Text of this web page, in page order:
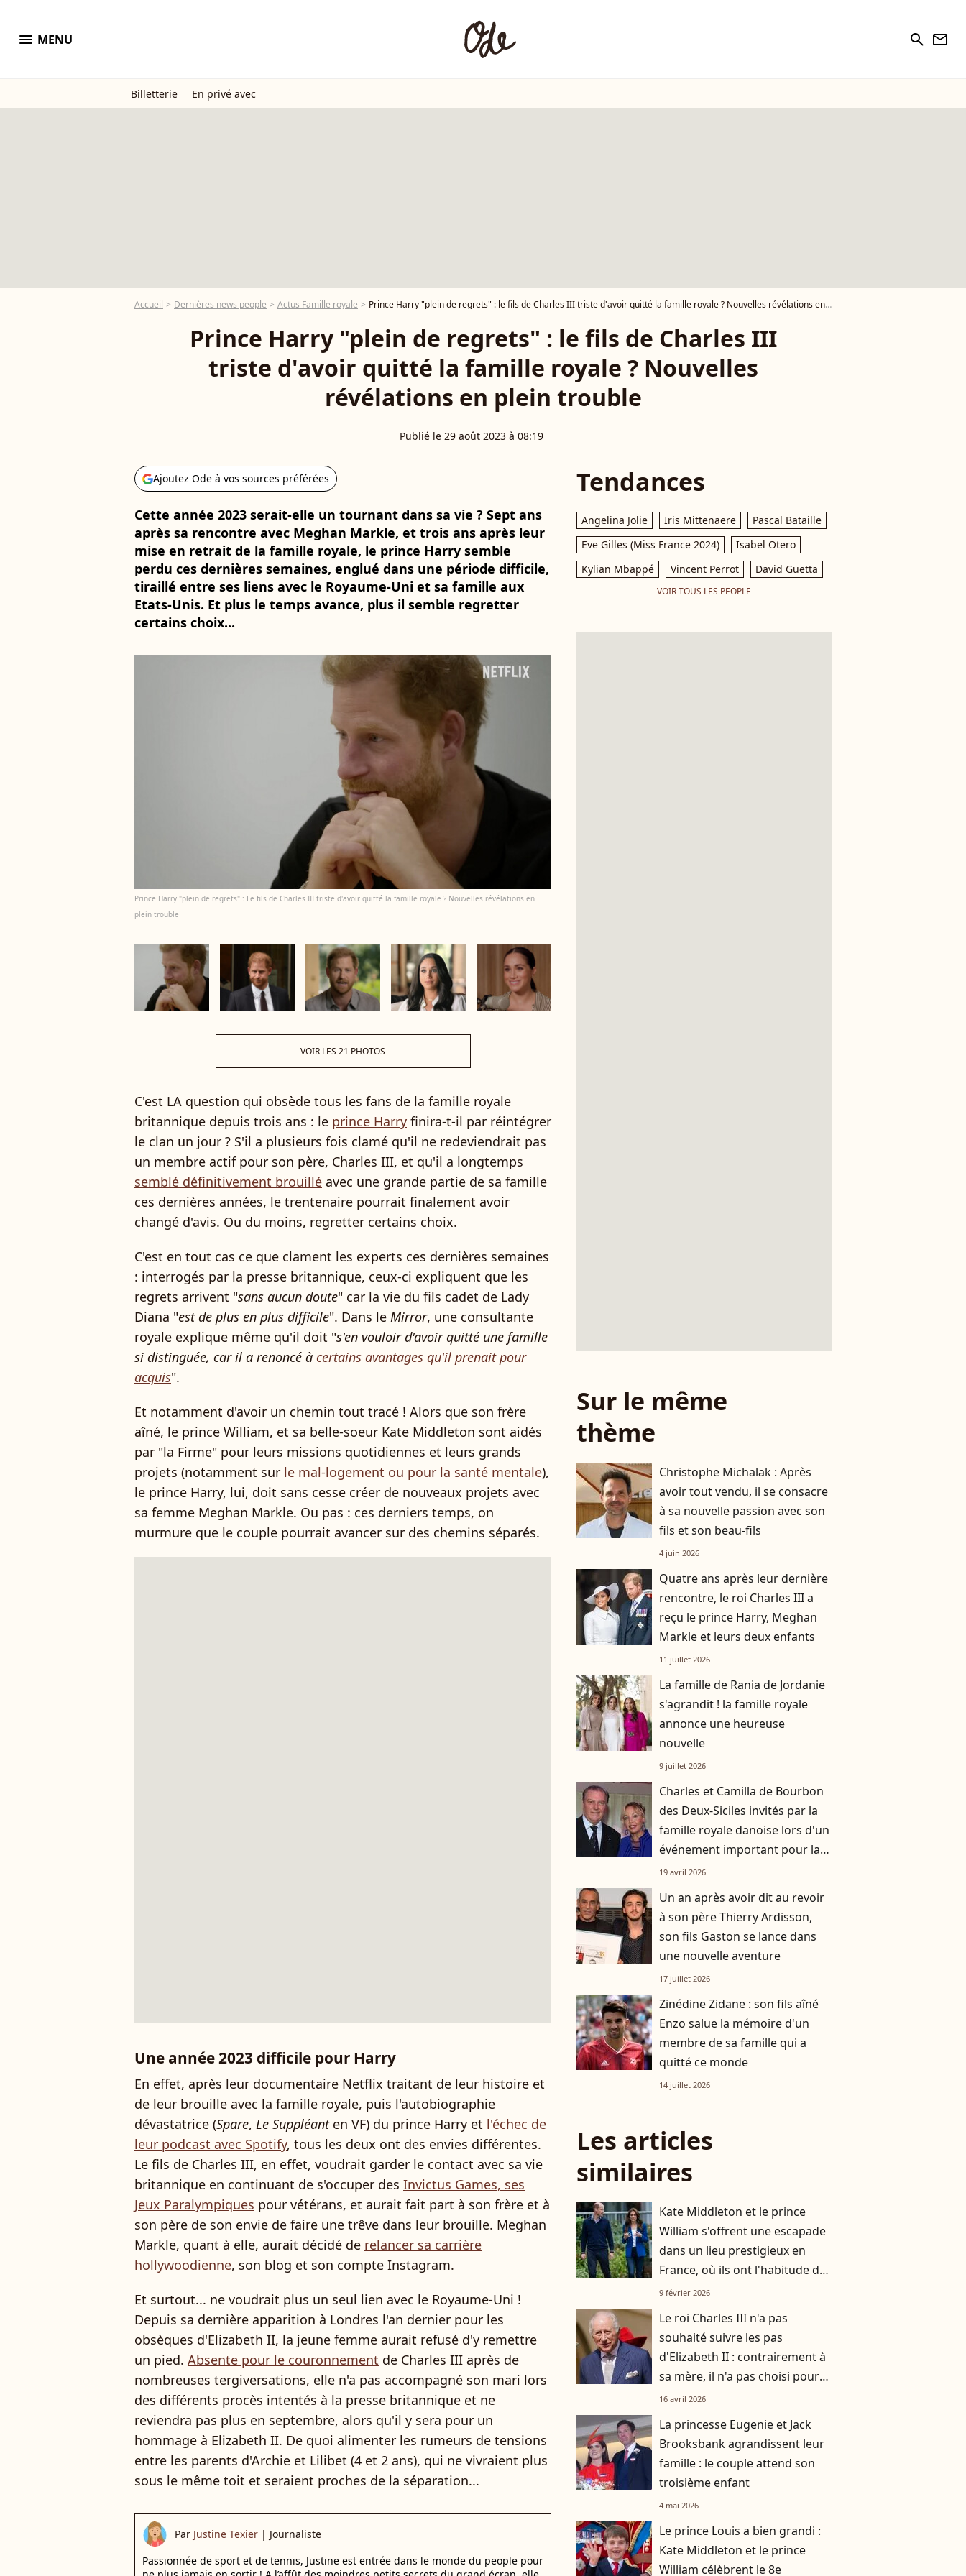
menu MENU search newsletter
Billetterie En privé avec
Accueil Dernières news people Actus Famille royale Prince Harry "plein de regrets" : le fils de Charles III triste d'avoir quitté la famille royale ? Nouvelles révélations en plein trouble
Prince Harry "plein de regrets" : le fils de Charles III
triste d'avoir quitté la famille royale ? Nouvelles
révélations en plein trouble
Publié le 29 août 2023 à 08:19
Ajoutez Ode à vos sources préférées
Cette année 2023 serait-elle un tournant dans sa vie ? Sept ans
après sa rencontre avec Meghan Markle, et trois ans après leur
mise en retrait de la famille royale, le prince Harry semble
perdu ces dernières semaines, englué dans une période difficile,
tiraillé entre ses liens avec le Royaume-Uni et sa famille aux
Etats-Unis. Et plus le temps avance, plus il semble regretter
certains choix...
Prince Harry "plein de regrets" : Le fils de Charles III triste d'avoir quitté la famille royale ? Nouvelles révélations en
plein trouble
VOIR LES 21 PHOTOS
C'est LA question qui obsède tous les fans de la famille royale
britannique depuis trois ans : le prince Harry finira-t-il par réintégrer
le clan un jour ? S'il a plusieurs fois clamé qu'il ne redeviendrait pas
un membre actif pour son père, Charles III, et qu'il a longtemps
semblé définitivement brouillé avec une grande partie de sa famille
ces dernières années, le trentenaire pourrait finalement avoir
changé d'avis. Ou du moins, regretter certains choix.
C'est en tout cas ce que clament les experts ces dernières semaines
: interrogés par la presse britannique, ceux-ci expliquent que les
regrets arrivent "sans aucun doute" car la vie du fils cadet de Lady
Diana "est de plus en plus difficile". Dans le Mirror, une consultante
royale explique même qu'il doit "s'en vouloir d'avoir quitté une famille
si distinguée, car il a renoncé à certains avantages qu'il prenait pour
acquis".
Et notamment d'avoir un chemin tout tracé ! Alors que son frère
aîné, le prince William, et sa belle-soeur Kate Middleton sont aidés
par "la Firme" pour leurs missions quotidiennes et leurs grands
projets (notamment sur le mal-logement ou pour la santé mentale),
le prince Harry, lui, doit sans cesse créer de nouveaux projets avec
sa femme Meghan Markle. Ou pas : ces derniers temps, on
murmure que le couple pourrait avancer sur des chemins séparés.
Une année 2023 difficile pour Harry
En effet, après leur documentaire Netflix traitant de leur histoire et
de leur brouille avec la famille royale, puis l'autobiographie
dévastatrice (Spare, Le Suppléanten VF) du prince Harry et l'échec de
leur podcast avec Spotify, tous les deux ont des envies différentes.
Le fils de Charles III, en effet, voudrait garder le contact avec sa vie
britannique en continuant de s'occuper des Invictus Games, ses
Jeux Paralympiques pour vétérans, et aurait fait part à son frère et à
son père de son envie de faire une trêve dans leur brouille. Meghan
Markle, quant à elle, aurait décidé de relancer sa carrière
hollywoodienne, son blog et son compte Instagram.
Et surtout... ne voudrait plus un seul lien avec le Royaume-Uni !
Depuis sa dernière apparition à Londres l'an dernier pour les
obsèques d'Elizabeth II, la jeune femme aurait refusé d'y remettre
un pied. Absente pour le couronnement de Charles III après de
nombreuses tergiversations, elle n'a pas accompagné son mari lors
des différents procès intentés à la presse britannique et ne
reviendra pas plus en septembre, alors qu'il y sera pour un
hommage à Elizabeth II. De quoi alimenter les rumeurs de tensions
entre les parents d'Archie et Lilibet (4 et 2 ans), qui ne vivraient plus
sous le même toit et seraient proches de la séparation...
Par Justine Texier | Journaliste
Passionnée de sport et de tennis, Justine est entrée dans le monde du people pour
Tendances
Angelina Jolie Iris Mittenaere
Pascal Bataille
Eve Gilles (Miss France 2024)
Isabel Otero
Kylian Mbappé
Vincent Perrot David Guetta
VOIR TOUS LES PEOPLE
Sur le même
thème
Christophe Michalak : Après
avoir tout vendu, il se consacre
à sa nouvelle passion avec son
fils et son beau-fils
4 juin 2026
Quatre ans après leur dernière
rencontre, le roi Charles III a
reçu le prince Harry, Meghan
Markle et leurs deux enfants
11 juillet 2026
La famille de Rania de Jordanie
s'agrandit ! la famille royale
annonce une heureuse
nouvelle
9 juillet 2026
Charles et Camilla de Bourbon
des Deux-Siciles invités par la
famille royale danoise lors d'un
événement important pour la
couronne
19 avril 2026
Un an après avoir dit au revoir
à son père Thierry Ardisson,
son fils Gaston se lance dans
une nouvelle aventure
17 juillet 2026
Zinédine Zidane : son fils aîné
Enzo salue la mémoire d'un
membre de sa famille qui a
quitté ce monde
14 juillet 2026
Les articles
similaires
Kate Middleton et le prince
William s'offrent une escapade
dans un lieu prestigieux en
France, où ils ont l'habitude de
se rendre avec leurs trois
9 février 2026
Le roi Charles III n'a pas
souhaité suivre les pas
d'Elizabeth II : contrairement à
sa mère, il n'a pas choisi pour
résidence ce monument de la
16 avril 2026
La princesse Eugenie et Jack
Brooksbank agrandissent leur
famille : le couple attend son
troisième enfant
4 mai 2026
Le prince Louis a bien grandi :
Kate Middleton et le prince
William célèbrent le 8e